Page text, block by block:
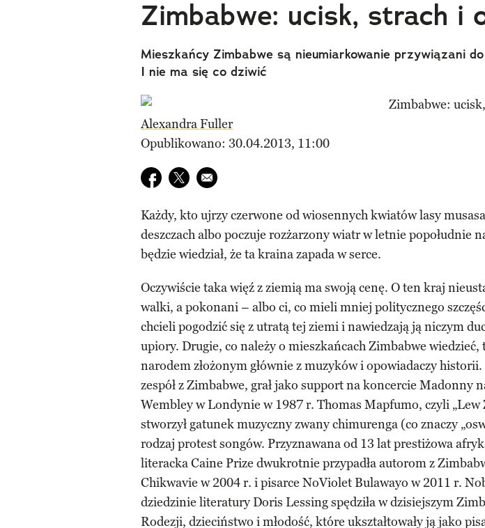
Zimbabwe: ucisk, strach i
Mieszkańcy Zimbabwe są nieumiarkowanie przywiązani
I nie ma się co dziwić
Alexandra Fuller
Opublikowano: 30.04.2013, 11:00
Udostępnij na facebook
Udostępnij na twitter
E-mail do przyjaciela
Każdy, kto ujrzy czerwone od wiosennych kwiatów lasy
deszczach albo poczuje rozżarzony wiatr w letnie popołudnie
będzie wiedział, że ta kraina zapada w serce.
Oczywiście taka więź z ziemią ma swoją cenę. O ten kraj
walki, a pokonani – albo ci, co mieli mniej politycznego
chcieli pogodzić się z utratą tej ziemi i nawiedzają ją niczym
upiory. Drugie, co należy o mieszkańcach Zimbabwe wiedzieć,
narodem złożonym głównie z muzyków i opowiadaczy
zespół z Zimbabwe, grał jako support na koncercie Madonny
Wembley w Londynie w 1987 r. Thomas Mapfumo, czyli „Lew
stworzył gatunek muzyczny zwany chimurenga (co znaczy
rodzaj protest songów. Przyznawana od 13 lat prestiżowa
literacka Caine Prize dwukrotnie przypadła autorom z
Chikwavie w 2004 r. i pisarce NoViolet Bulawayo w 2011 r.
dziedzinie literatury Doris Lessing spędziła w dzisiejszym
Rodezji, dzieciństwo i młodość, które ukształtowały ją jako